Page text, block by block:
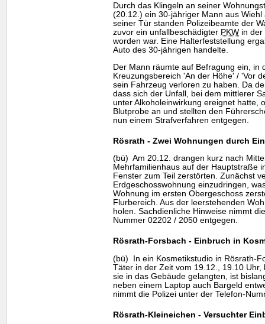
Durch das Klingeln an seiner
(20.12.) ein 30-jähriger Mann aus
seiner Tür standen Polizeibeamte der
zuvor ein unfallbeschädigter PKW in der
worden war. Eine Halterfeststellung
Auto des 30-jährigen handelte.
Der Mann räumte auf Befragung ein, in
Kreuzungsbereich 'An der Höhe' / 'Vor
sein Fahrzeug verloren zu haben. Da
dass sich der Unfall, bei dem mittlerer
unter Alkoholeinwirkung ereignet hatte,
Blutprobe an und stellten den
nun einem Strafverfahren entgegen.
Rösrath - Zwei Wohnungen durch
(bü) Am 20.12. drangen kurz nach
Mehrfamilienhaus auf der Hauptstraße
Fenster zum Teil zerstörten. Zunächst
Erdgeschosswohnung einzudringen,
Wohnung im ersten Obergeschoss
Flurbereich. Aus der leerstehenden
holen. Sachdienliche Hinweise nimmt
Nummer 02202 / 2050 entgegen.
Rösrath-Forsbach - Einbruch in
(bü) In ein Kosmetikstudio in Rösrath-
Täter in der Zeit vom 19.12., 19.10 Uhr,
sie in das Gebäude gelangten, ist
neben einem Laptop auch Bargeld
nimmt die Polizei unter der Telefon-
Rösrath-Kleineichen - Versuchter